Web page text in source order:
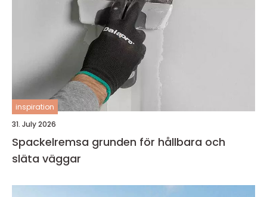
inspiration
31. July 2026
Spackelremsa grunden för hållbara och
släta väggar